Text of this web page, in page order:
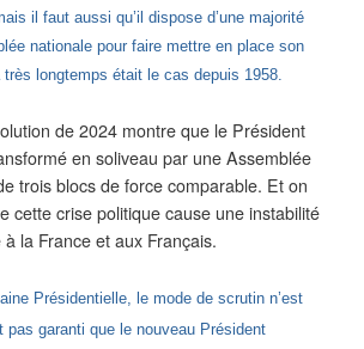
il faut aussi qu’il dispose d’une majorité
nationale pour faire mettre en place son
très longtemps était le cas depuis 1958.
de 2024 montre que le Président
en soliveau par une Assemblée
trois blocs de force comparable. Et on
cette crise politique cause une instabilité
la France et aux Français.
Présidentielle, le mode de scrutin n’est
pas garanti que le nouveau Président